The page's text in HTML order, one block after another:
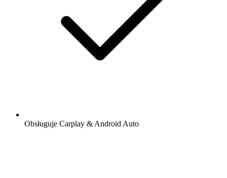
Obsługuje Carplay & Android Auto